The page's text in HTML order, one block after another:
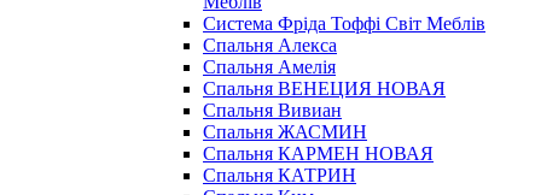
Система Фріда Тоффі Світ Меблів
Спальня Алекса
Спальня Амелія
Спальня ВЕНЕЦИЯ НОВАЯ
Спальня Вивиан
Спальня ЖАСМИН
Спальня КАРМЕН НОВАЯ
Спальня КАТРИН